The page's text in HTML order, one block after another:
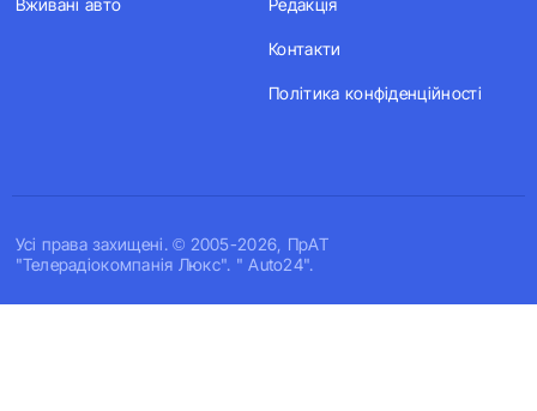
Усi права захищенi. © 2005-2026, ПрАТ
"Телерадіокомпанія Люкс". " Auto24".
Вживані авто Редакція
Контакти
Політика конфіденційності